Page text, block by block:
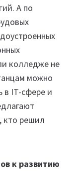
А по
колледже не
можно
в IT-сфере и
кто решил
к развитию